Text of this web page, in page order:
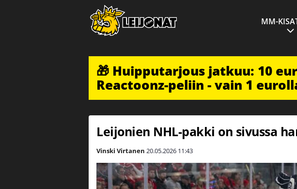
MM-
🎁 Huipputarjous jatkuu: 10
Reactoonz-peliin - vain 1
Leijonien NHL-pakki on sivussa
Vinski Virtanen 20.05.2026 11:43